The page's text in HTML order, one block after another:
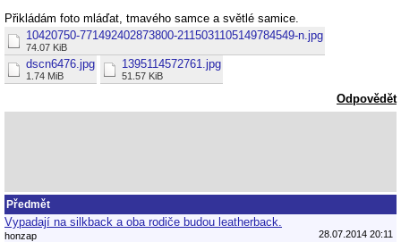
Přikládám foto mláďat, tmavého samce a světlé samice.
10420750-771492402873800-2115031105149784549-n.jpg
74.07 KiB
dscn6476.jpg
1.74 MiB
1395114572761.jpg
51.57 KiB
Odpovědět
Předmět
Vypadají na silkback a oba rodiče budou leatherback.
honzap 28.07.2014 20:11